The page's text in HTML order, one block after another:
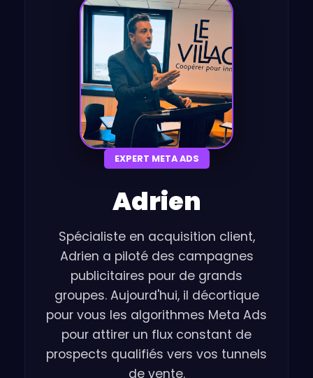
EXPERT META ADS
Adrien
Spécialiste en acquisition client,
Adrien a piloté des campagnes
publicitaires pour de grands
groupes. Aujourd'hui, il décortique
pour vous les algorithmes Meta Ads
pour attirer un flux constant de
prospects qualifiés vers vos tunnels
de vente.